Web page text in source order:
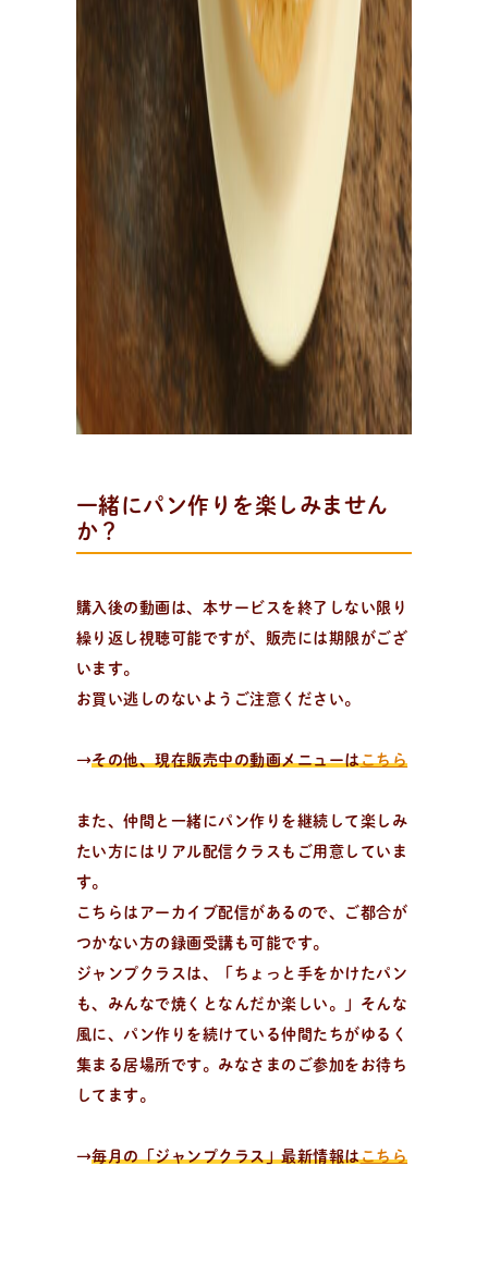
一緒にパン作りを楽しみません
か？
購入後の動画は、本サービスを終了しない限り
繰り返し視聴可能ですが、販売には期限がござ
います。
お買い逃しのないようご注意ください。
→その他、現在販売中の動画メニューはこちら
また、仲間と一緒にパン作りを継続して楽しみ
たい方にはリアル配信クラスもご用意していま
す。
こちらはアーカイブ配信があるので、ご都合が
つかない方の録画受講も可能です。
ジャンプクラスは、「ちょっと手をかけたパン
も、みんなで焼くとなんだか楽しい。」そんな
風に、パン作りを続けている仲間たちがゆるく
集まる居場所です。みなさまのご参加をお待ち
してます。
→毎月の「ジャンプクラス」最新情報はこちら